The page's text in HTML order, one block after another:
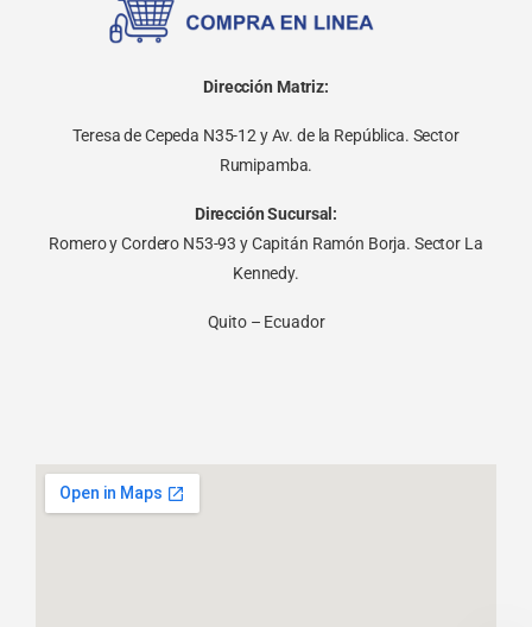
Dirección Matriz:
Teresa de Cepeda N35-12 y Av. de la República. Sector
Rumipamba.
Dirección Sucursal:
Romero y Cordero N53-93 y Capitán Ramón Borja. Sector La
Kennedy.
Quito – Ecuador